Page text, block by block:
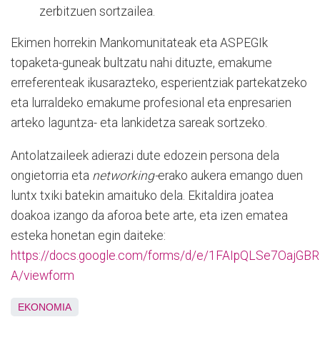
zerbitzuen sortzailea.
Ekimen horrekin Mankomunitateak eta ASPEGIk
topaketa-guneak bultzatu nahi dituzte, emakume
erreferenteak ikusarazteko, esperientziak partekatzeko
eta lurraldeko emakume profesional eta enpresarien
arteko laguntza- eta lankidetza sareak sortzeko.
Antolatzaileek adierazi dute edozein persona dela
ongietorria eta networking-erako aukera emango duen
luntx txiki batekin amaituko dela. Ekitaldira joatea
doakoa izango da aforoa bete arte, eta izen ematea
esteka honetan egin daiteke:
https://docs.google.com/forms/d/e/
A/viewform
EKONOMIA